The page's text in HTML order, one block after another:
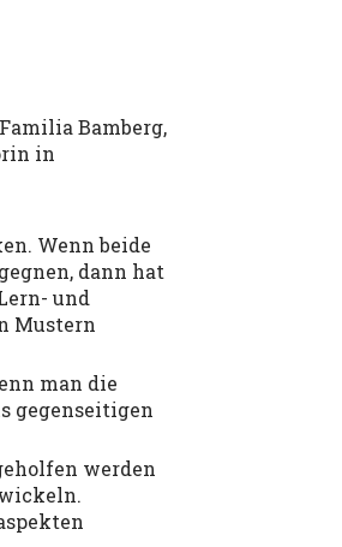
Bamberg,
in
Wenn beide
dann hat
und
Mustern
man die
gegenseitigen
werden